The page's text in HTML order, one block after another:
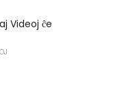
Videoj ĉe